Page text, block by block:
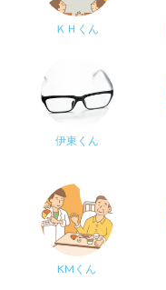
ＫＨくん
伊東くん
KMくん